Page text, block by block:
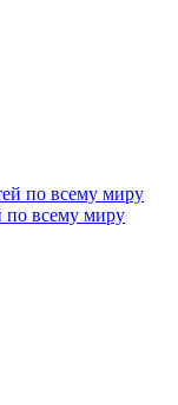
по всему миру